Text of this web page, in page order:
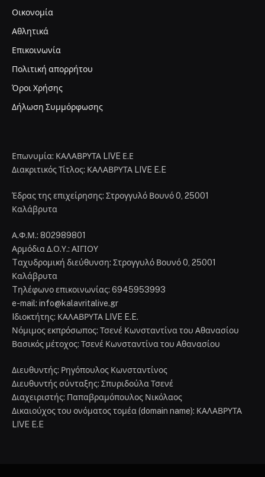
Οικονομία
Αθλητικά
Επικοινωνία
Πολιτική απορρήτου
Όροι Χρήσης
Δήλωση Συμμόρφωσης
Επωνυμία: ΚΑΛΑΒΡΥΤΑ LIVE Ε.Ε
Διακριτικός Τίτλος: ΚΑΛΑΒΡΥΤΑ LIVE E.E
Έδρας της επιχείρησης: Στρογγυλό Βουνό 0, 25001
Καλάβρυτα
Α.Φ.Μ.: 802989801
Αρμόδια Δ.Ο.Υ.: ΑΙΓΙΟΥ
Tαχυδρομική διεύθυνση: Στρογγυλό Βουνό 0, 25001
Καλάβρυτα
Tηλέφωνο επικοινωνίας: 6945953993
e-mail: info@kalavritalive.gr
Iδιοκτήτης: ΚΑΛΑΒΡΥΤΑ LIVE E.E.
Νόμιμος εκπρόσωπος: Τσενέ Κωνσταντίνα του Αθανασίου
Βασικός μέτοχος: Τσενέ Κωνσταντίνα του Αθανασίου
Διευθυντής: Ρηγόπουλος Κωνσταντίνος
Διευθυντής σύνταξης: Σπυριδούλα Τσενέ
Διαχειριστής: Παπαβραμόπουλος Νικόλαος
Δικαιούχος του ονόματος τομέα (domain name): ΚΑΛΑΒΡΥΤΑ
LIVE E.E